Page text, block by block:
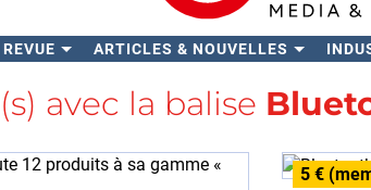
REVUE ARTICLES & NOUVELLES
avec la balise
5 €